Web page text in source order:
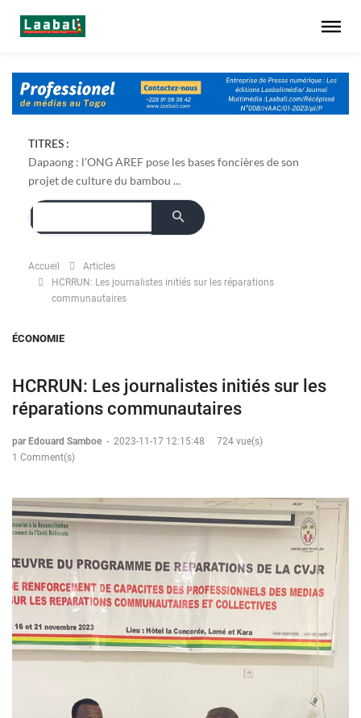
TITRES :
Dapaong : l'ONG AREF pose les bases foncières de son
projet de culture du bambou ...
Accueil
Articles
HCRRUN: Les journalistes initiés sur les réparations
communautaires
ÉCONOMIE
HCRRUN: Les journalistes initiés sur les
réparations communautaires
par Edouard Samboe - 2023-11-17 12:15:48
724 vue(s)
1 Comment(s)